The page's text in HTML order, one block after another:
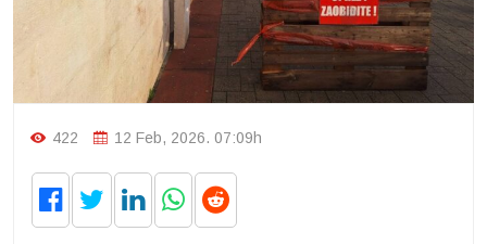
422 12 Feb, 2026. 07:09h